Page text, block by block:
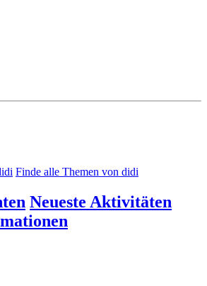
Finde alle Themen von didi
Neueste Aktivitäten